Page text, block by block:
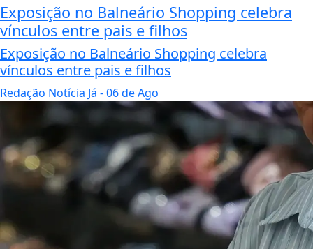
Exposição no Balneário Shopping celebra
vínculos entre pais e filhos
Exposição no Balneário Shopping celebra
vínculos entre pais e filhos
Redação Notícia Já - 06 de Ago